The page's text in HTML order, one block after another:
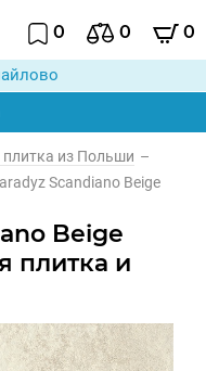
0 0 0
из Польши –
Scandiano Beige
Beige
плитка и